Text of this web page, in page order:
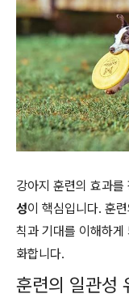
강아지 훈련의 효과
성이 핵심입니다. 훈
칙과 기대를 이해하게
화합니다.
훈련의 일관성